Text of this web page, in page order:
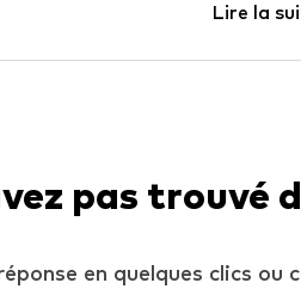
Lire la
pas trouvé
en quelques clics